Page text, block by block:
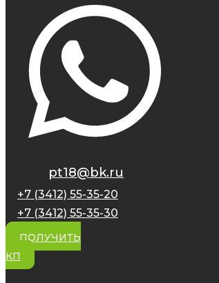
pt18@bk.ru
+7 (3412) 55-35-20
+7 (3412) 55-35-30
ПОЛУЧИТЬ
КП